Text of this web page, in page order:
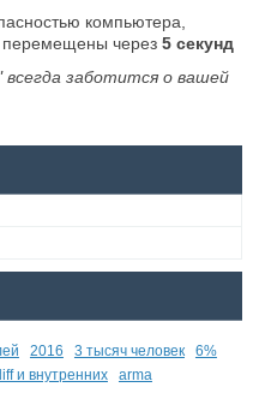
компьютера,
перемещены через 5секунд
всегда заботится о вашей
2016 3 тысяч человек
6%
и внутренних arma